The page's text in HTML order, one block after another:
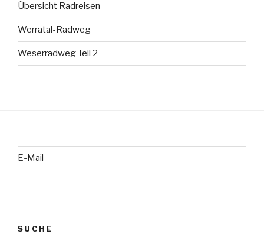
Übersicht Radreisen
Werratal-Radweg
Weserradweg Teil 2
E-Mail
SUCHE